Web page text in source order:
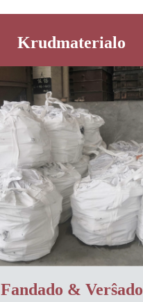
Krudmaterialo
Fandado & Verŝado